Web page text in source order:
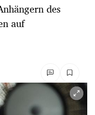
des
auf